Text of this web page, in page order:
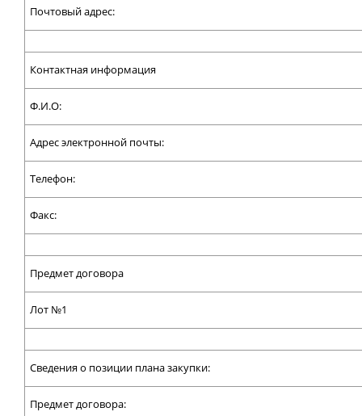
Почтовый адрес:
Контактная информация
Ф.И.О:
Адрес электронной почты:
Телефон:
Факс:
Предмет договора
Лот №1
Сведения о позиции плана закупки:
Предмет договора: